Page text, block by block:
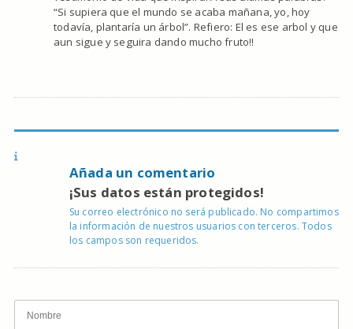
“Si supiera que el mundo se acaba mañana, yo, hoy
todavía, plantaría un árbol”. Refiero: El es ese arbol y que
aun sigue y seguira dando mucho fruto!!
Añada un comentario
¡Sus datos están protegidos!
Su correo electrónico no será publicado. No compartimos
la información de nuestros usuarios con terceros. Todos
los campos son requeridos.